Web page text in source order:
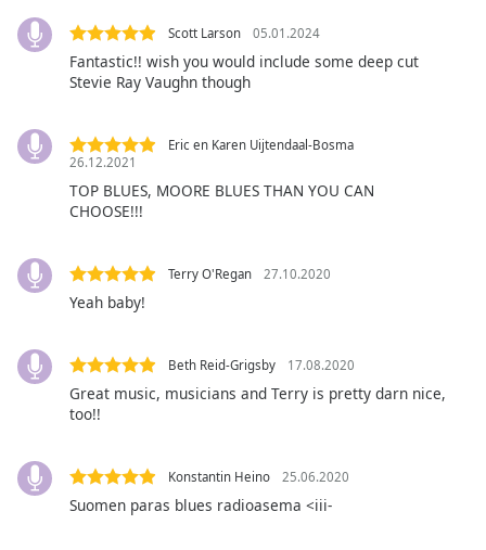
Text
Background
Opacity
Color
Font
Text
Edge
Scott Larson 05.01.2024
Fantastic!! wish you would include some deep cut
Stevie Ray Vaughn though
Eric en Karen Uijtendaal-Bosma
26.12.2021
TOP BLUES, MOORE BLUES THAN YOU CAN
CHOOSE!!!
Terry O'Regan 27.10.2020
Yeah baby!
Beth Reid-Grigsby 17.08.2020
Great music, musicians and Terry is pretty darn nice,
too!!
Konstantin Heino 25.06.2020
Suomen paras blues radioasema <iii-